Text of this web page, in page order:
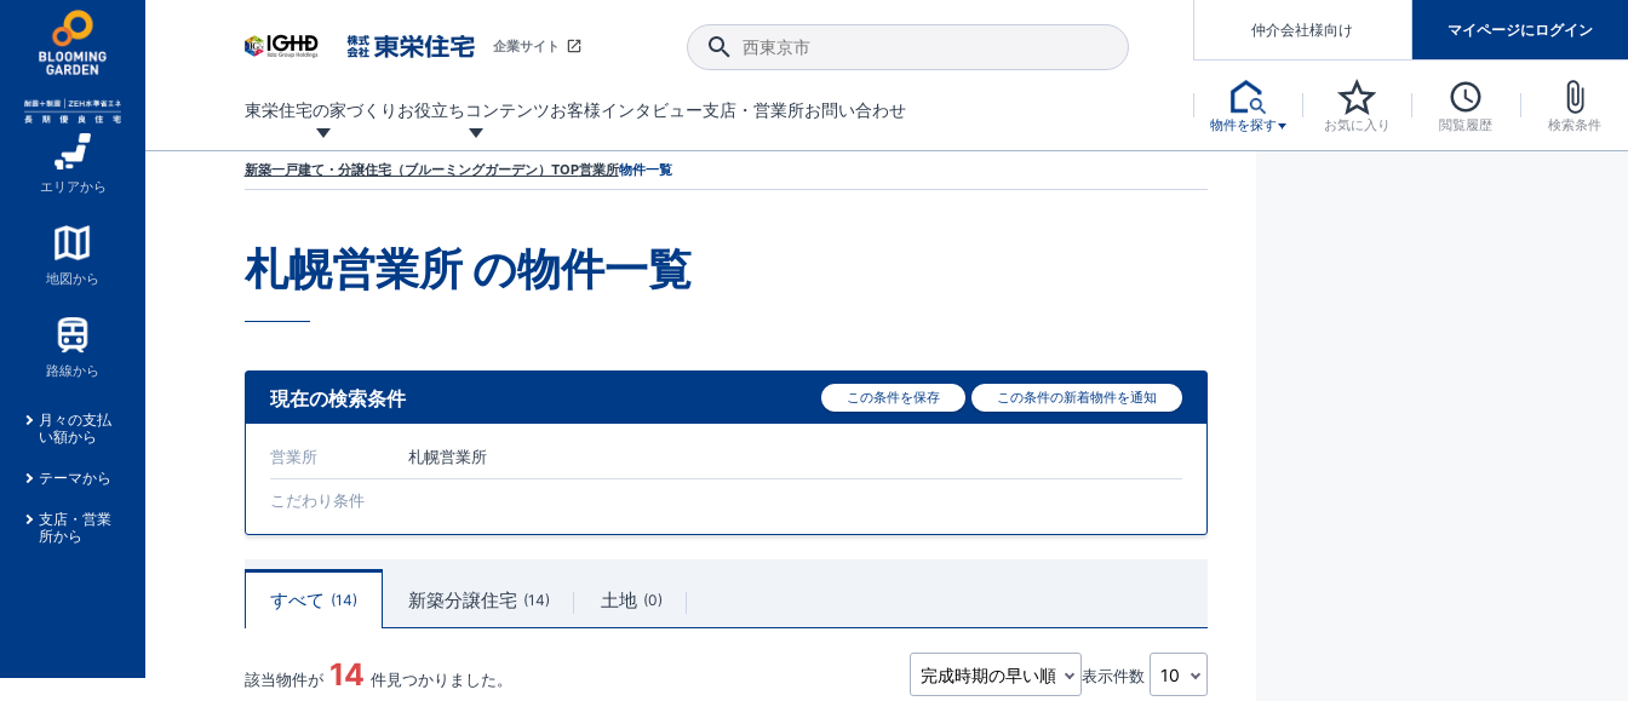
エリアから
地図から
路線から
月々の支払
い額から
テーマから
支店・営業
所から
企業サイト
東栄住宅の家づくり お役立ちコンテンツお客様インタビュー支店・営業所お問い合わせ
仲介会社様向け マイページにログイン
物件を探す お気に入り 閲覧履歴 検索条件
新築一戸建て・分譲住宅（ブルーミングガーデン）TOP営業所物件一覧
札幌営業所 の物件一覧
現在の検索条件 この条件を保存 この条件の新着物件を通知
営業所 札幌営業所
こだわり条件
すべて 14 新築分譲住宅 14 土地 0
該当物件が 14 件見つかりました。 表示件数